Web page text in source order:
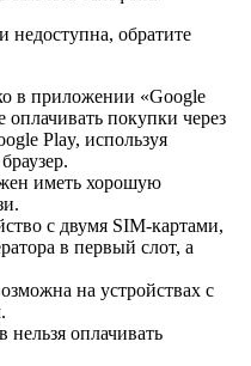
недоступна, обратите
в приложении «Google
покупки через
Play, используя
иметь хорошую
с двумя SIM-картами,
в первый слот, а
на устройствах с
нельзя оплачивать